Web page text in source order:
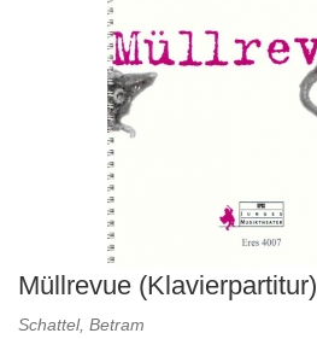
Müllrevue (Klavierpartitur)
Schattel, Betram